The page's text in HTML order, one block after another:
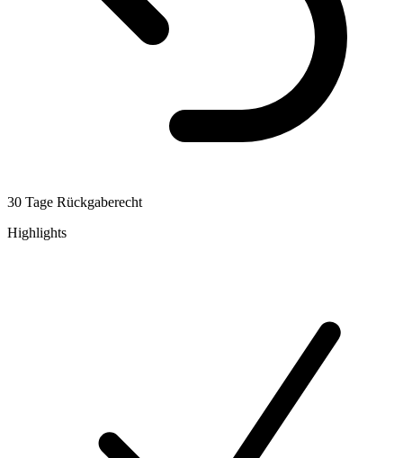
30 Tage Rückgaberecht
Highlights